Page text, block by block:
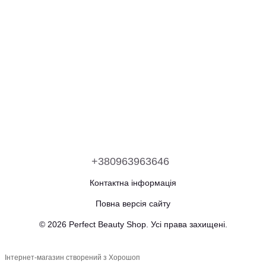
+380963963646
Контактна інформація
Повна версія сайту
© 2026 Perfect Beauty Shop. Усі права захищені.
Інтернет-магазин створений з Хорошоп